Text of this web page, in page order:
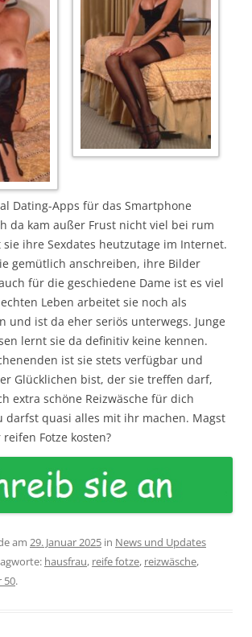
Dating-Apps für das Smartphone
da kam außer Frust nicht viel bei rum
ihre Sexdates heutzutage im Internet.
gemütlich anschreiben, ihre Bilder
für die geschiedene Dame ist es viel
Leben arbeitet sie noch als
und ist da eher seriös unterwegs. Junge
lernt sie da definitiv keine kennen.
ist sie stets verfügbar und
Glücklichen bist, der sie treffen darf,
extra schöne Reizwäsche für dich
darfst quasi alles mit ihr machen. Magst
Fotze kosten?
am 29. Januar 2025 in News und Updates
hausfrau, reife fotze, reizwäsche,
50.